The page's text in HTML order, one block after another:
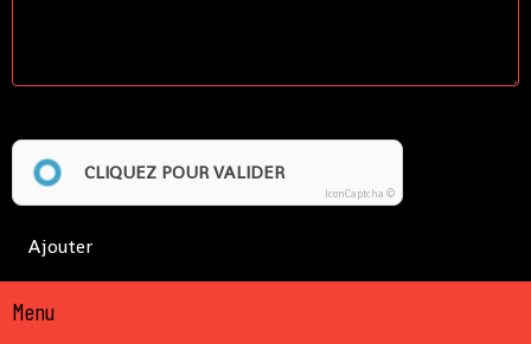
CLIQUEZ POUR VALIDER
IconCaptcha ©
Ajouter
Menu